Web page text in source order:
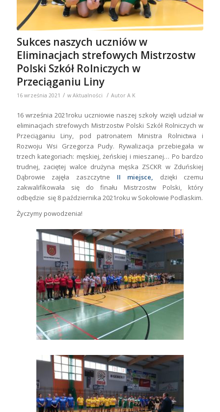
Sukces naszych uczniów w
Eliminacjach strefowych Mistrzostw
Polski Szkół Rolniczych w
Przeciąganiu Liny
16 września 2021 / w Aktualności / Autor A K
16 września 2021roku uczniowie naszej szkoły wzięli udział w
eliminacjach strefowych Mistrzostw Polski Szkół Rolniczych w
Przeciąganiu Liny, pod patronatem Ministra Rolnictwa i
Rozwoju Wsi Grzegorza Pudy. Rywalizacja przebiegała w
trzech kategoriach: męskiej, żeńskiej i mieszanej… Po bardzo
trudnej, zaciętej walce drużyna męska ZSCKR w Zduńskiej
Dąbrowie zajęła zaszczytne II miejsce, dzięki czemu
zakwalifikowała się do finału Mistrzostw Polski, który
odbędzie się 8 października 2021roku w Sokołowie Podlaskim.
Życzymy powodzenia!